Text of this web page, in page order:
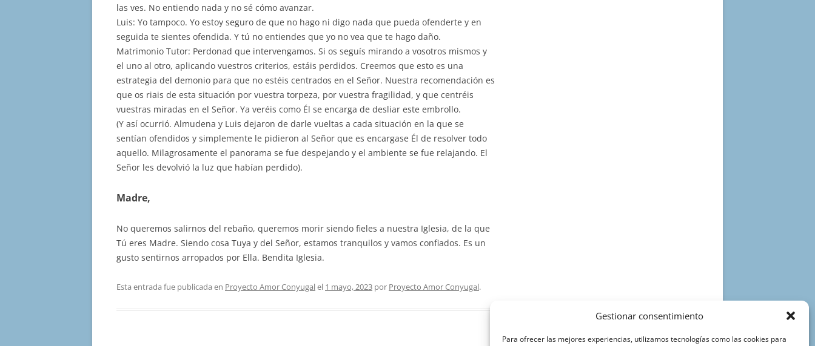
Gestionar consentimiento
Para ofrecer las mejores experiencias, utilizamos tecnologías como las cookies para
las ves. No entiendo nada y no sé cómo avanzar.
Luis: Yo tampoco. Yo estoy seguro de que no hago ni digo nada que pueda ofenderte y en
seguida te sientes ofendida. Y tú no entiendes que yo no vea que te hago daño.
Matrimonio Tutor: Perdonad que intervengamos. Si os seguís mirando a vosotros mismos y
el uno al otro, aplicando vuestros criterios, estáis perdidos. Creemos que esto es una
estrategia del demonio para que no estéis centrados en el Señor. Nuestra recomendación es
que os riais de esta situación por vuestra torpeza, por vuestra fragilidad, y que centréis
vuestras miradas en el Señor. Ya veréis como Él se encarga de desliar este embrollo.
(Y así ocurrió. Almudena y Luis dejaron de darle vueltas a cada situación en la que se
sentían ofendidos y simplemente le pidieron al Señor que es encargase Él de resolver todo
aquello. Milagrosamente el panorama se fue despejando y el ambiente se fue relajando. El
Señor les devolvió la luz que habían perdido).
Madre,
No queremos salirnos del rebaño, queremos morir siendo fieles a nuestra Iglesia, de la que
Tú eres Madre. Siendo cosa Tuya y del Señor, estamos tranquilos y vamos confiados. Es un
gusto sentirnos arropados por Ella. Bendita Iglesia.
Esta entrada fue publicada en Proyecto Amor Conyugalel 1 mayo, 2023 por Proyecto Amor Conyugal.